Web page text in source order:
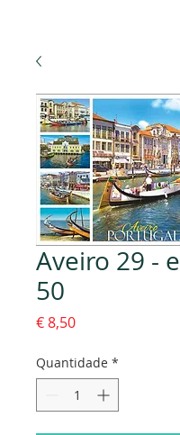
Aveiro 29 -
50
€ 8,50Preço
Quantidade *